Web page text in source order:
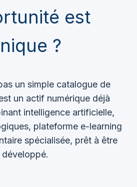
est
?
un simple catalogue de
un actif numérique déjà
intelligence artificielle,
plateforme e-learning
spécialisée, prêt à être
développé.